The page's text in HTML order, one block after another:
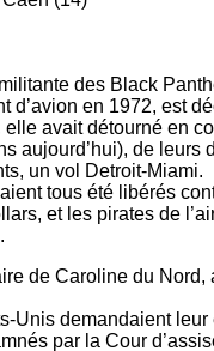
des Black
d’avion en 1972, est
elle avait détourné en
aujourd’hui), de leurs
un vol Detroit-Miami.
tous été libérés
et les pirates de
de Caroline du Nord,
Unis demandaient leur
par la Cour